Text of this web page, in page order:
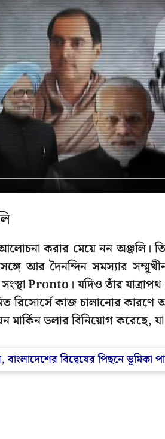
করার মেয়ে নন অঞ্জলি।
আর দৈনন্দিন সমস্যার
সংস্থা Pronto। যদিও তাঁর
রিসোর্সে কাজ চালানোর কারণে
মার্কিন ডলার বিনিয়োগ করেছে,
বিদ্বেষের পিছনে ভূমিকা